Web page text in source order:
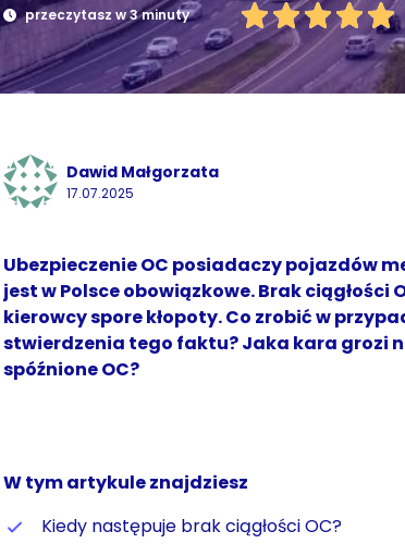
przeczytasz w 3 minuty
Dawid Małgorzata
17.07.2025
Ubezpieczenie OC posiadaczy pojazdów
jest w Polsce obowiązkowe. Brak ciągłości
kierowcy spore kłopoty. Co zrobić w
stwierdzenia tego faktu? Jaka kara grozi
spóźnione OC?
W tym artykule znajdziesz
Kiedy następuje brak ciągłości OC?